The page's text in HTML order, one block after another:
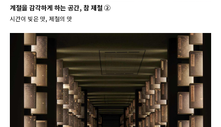
계절을 감각하게 하는 공간, 참 제철 ②
시간이 빚은 맛, 제철의 맛